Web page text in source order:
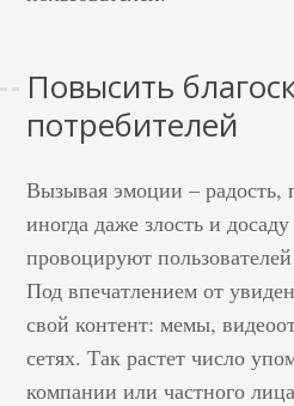
Повысить
потребителей
Вызывая эмоции – радость,
иногда даже злость и
провоцируют
Под впечатлением от
свой контент: мемы,
сетях. Так растет число
компании или частного